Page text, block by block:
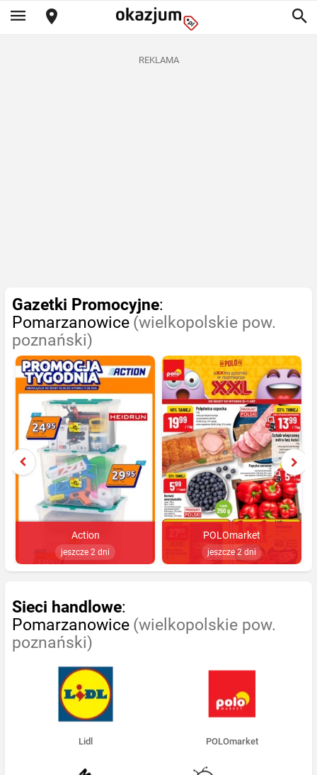
REKLAMA
Gazetki Promocyjne:
Pomarzanowice (wielkopolskie pow.
poznański)
Action
jeszcze 2 dni
POLOmarket
jeszcze 2 dni
Sieci handlowe:
Pomarzanowice (wielkopolskie pow.
poznański)
Lidl POLOmarket